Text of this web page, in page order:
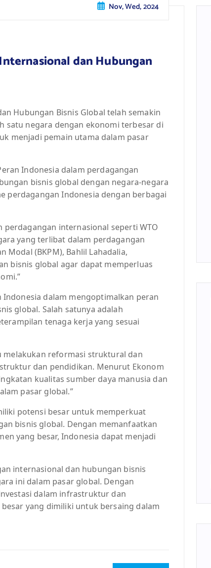
Nov, Wed, 2024
dan Hubungan
Hubungan Bisnis Global telah semakin
satu negara dengan ekonomi terbesar di
menjadi pemain utama dalam pasar
Indonesia dalam perdagangan
bisnis global dengan negara-negara
perdagangan Indonesia dengan berbagai
internasional seperti WTO
yang terlibat dalam perdagangan
Modal (BKPM), Bahlil Lahadalia,
bisnis global agar dapat memperluas
dalam mengoptimalkan peran
global. Salah satunya adalah
tenaga kerja yang sesuai
melakukan reformasi struktural dan
dan pendidikan. Menurut Ekonom
kualitas sumber daya manusia dan
pasar global.”
potensi besar untuk memperkuat
bisnis global. Dengan memanfaatkan
yang besar, Indonesia dapat menjadi
internasional dan hubungan bisnis
ini dalam pasar global. Dengan
dalam infrastruktur dan
yang dimiliki untuk bersaing dalam